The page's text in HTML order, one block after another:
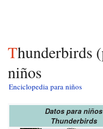
Thunderbirds (película) para
niños
Enciclopedia para niños
Datos para niños
Thunderbirds